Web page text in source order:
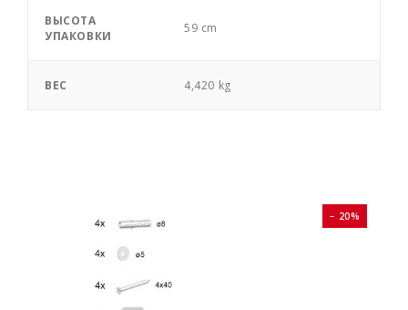
ВЫСОТА
УПАКОВКИ
59 cm
ВЕС 4,420 kg
− 20%